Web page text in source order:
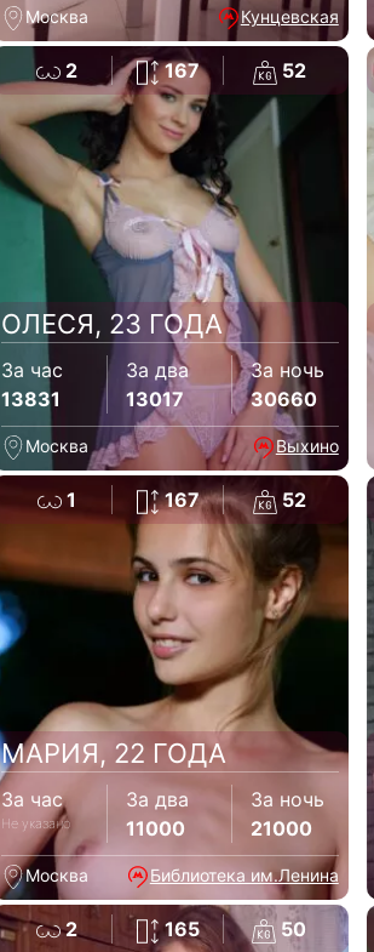
Москва Кунцевская
2 167 52
ОЛЕСЯ, 23 ГОДА
За час
13831
За два
13017
За ночь
30660
Москва Выхино
1 167 52
МАРИЯ, 22 ГОДА
За час
Не указано
За два
11000
За ночь
21000
Москва Библиотека им.Ленина
2 165 50